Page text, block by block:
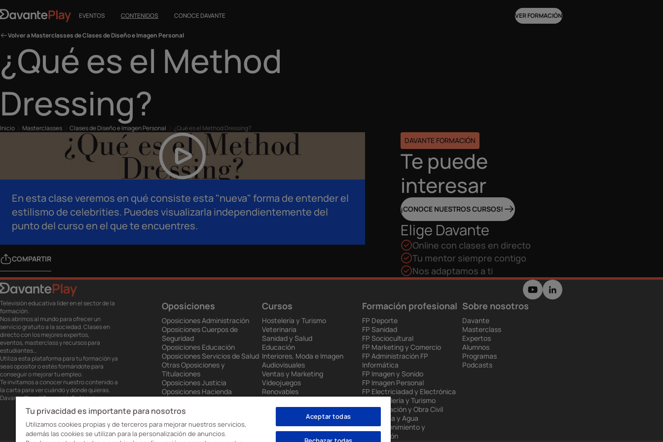
EVENTOS CONTENIDOS CONOCE DAVANTE VER FORMACIÓN
Volver a Masterclasses de Clases de Diseño e Imagen Personal
¿Qué es el Method
Dressing?
Inicio Masterclasses Clases de Diseño e Imagen Personal ¿Qué es el Method Dressing?
En esta clase veremos en qué consiste esta "nueva" forma de entender el
estilismo de celebrities. Puedes visualizarla independientemente del
punto del curso en el que te encuentres.
COMPARTIR
DAVANTE FORMACIÓN
Te puede
interesar
¡CONOCE NUESTROS CURSOS!
Elige Davante
Online con clases en directo
Tu mentor siempre contigo
Nos adaptamos a ti
Televisión educativa líder en el sector de la
formación.
Nos abrimos al mundo para ofrecer un
servicio gratuito a la sociedad. Clases en
directo con los mejores expertos,
eventos, masterclass y recursos para
estudiantes…
Utiliza esta plataforma para tu formación ya
seas opositor o estés formándote para
conseguir o mejorar tu empleo.
Te invitamos a conocer nuestro contenido a
la carta para ver cuándo y dónde quieras.
Davante Play. #FormaciónEnAbierto
Oposiciones
Oposiciones Administración
Oposiciones Cuerpos de
Seguridad
Oposiciones Educación
Oposiciones Servicios de Salud
Otras Oposiciones y
Titulaciones
Oposiciones Justicia
Oposiciones Hacienda
Oposiciones Ejército
Cursos
Hostelería y Turismo
Veterinaria
Sanidad y Salud
Educación
Interiores, Moda e Imagen
Audiovisuales
Ventas y Marketing
Videojuegos
Renovables
Administración
Formación profesional
FP Deporte
FP Sanidad
FP Sociocultural
FP Marketing y Comercio
FP Administración FP
Informática
FP Imagen y Sonido
FP Imagen Personal
FP Electriciadad y Electrónica
FP Hostelería y Turismo
FP Edificación y Obra Civil
FP Energía y Agua
FP Mantenimiento y
Producción
Sobre nosotros
Davante
Masterclass
Expertos
Alumnos
Programas
Podcasts
Tu privacidad es importante para nosotros
Utilizamos cookies propias y de terceros para mejorar nuestros servicios,
además las cookies se utilizan para la personalización de anuncios.
Aceptar todas